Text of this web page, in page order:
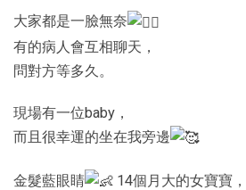
大家都是一臉無奈
有的病人會互相聊天，
問對方等多久。
現場有一位baby，
而且很幸運的坐在我旁邊
金髮藍眼睛
14個月大的女寶寶，